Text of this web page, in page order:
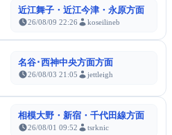
近江舞子・近江今津・永原方面
26/08/09 22:26 koseilineb
名谷･西神中央方面方面
26/08/03 21:05 jettleigh
相模大野・新宿・千代田線方面
26/08/01 09:52 tsrknic